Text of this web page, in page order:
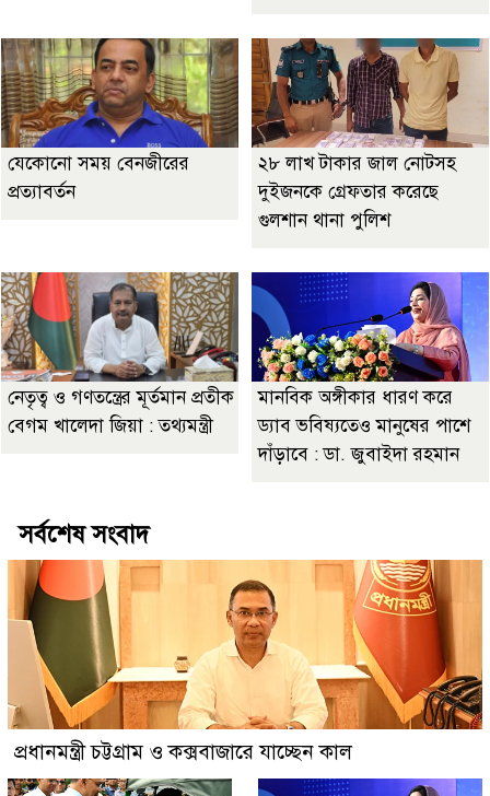
যেকোনো সময় বেনজীরের
প্রত্যাবর্তন
২৮ লাখ টাকার জাল নোটসহ
দুইজনকে গ্রেফতার করেছে
গুলশান থানা পুলিশ
নেতৃত্ব ও গণতন্ত্রের মূর্তমান প্রতীক
বেগম খালেদা জিয়া : তথ্যমন্ত্রী
মানবিক অঙ্গীকার ধারণ করে
ড্যাব ভবিষ্যতেও মানুষের পাশে
দাঁড়াবে : ডা. জুবাইদা রহমান
সর্বশেষ সংবাদ
প্রধানমন্ত্রী চট্টগ্রাম ও কক্সবাজারে যাচ্ছেন কাল